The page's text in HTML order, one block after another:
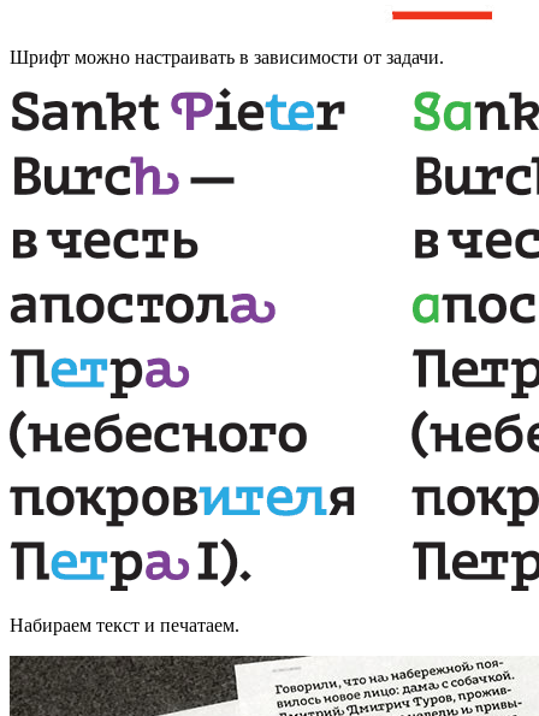
Шрифт можно настраивать в зависимости от задачи.
Набираем текст и печатаем.